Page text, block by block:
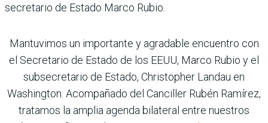
secretario de Estado Marco Rubio.
Mantuvimos un importante y agradable encuentro con
el Secretario de Estado de los EEUU, Marco Rubio y el
subsecretario de Estado, Christopher Landau en
Washington. Acompañado del Canciller Rubén Ramírez,
tratamos la amplia agenda bilateral entre nuestros